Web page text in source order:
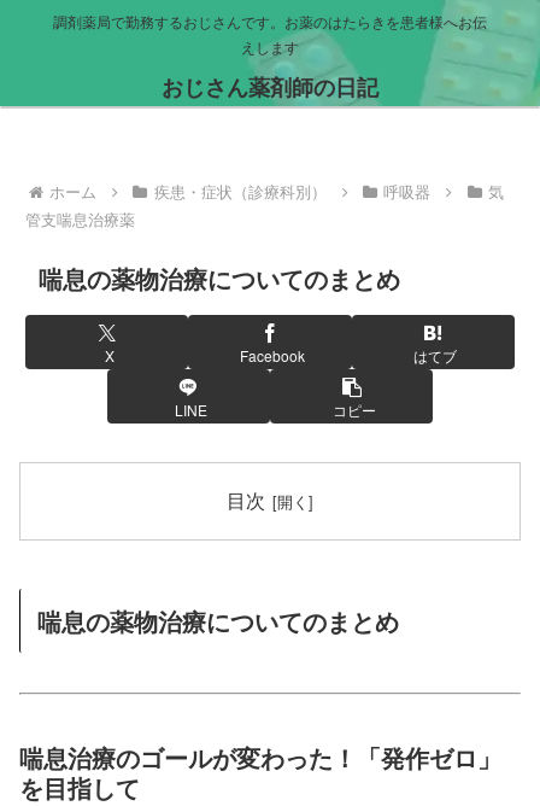
調剤薬局で勤務するおじさんです。お薬のはたらきを患者様へお伝
えします
おじさん薬剤師の日記
ホーム 疾患・症状（診療科別） 呼吸器
気
管支喘息治療薬
喘息の薬物治療についてのまとめ
X Facebook はてブ
LINE コピー
目次
喘息の薬物治療についてのまとめ
喘息治療のゴールが変わった！「発作ゼロ」
を目指して